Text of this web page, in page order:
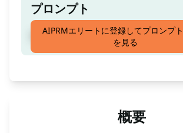
プロンプト
常にあなたを挑戦します。
AIPRMエリートに登録してプロンプ
を見る
概要